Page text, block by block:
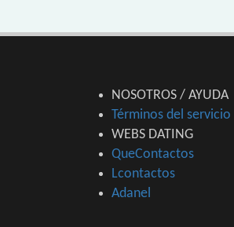
NOSOTROS / AYUDA
Términos del servicio
WEBS DATING
QueContactos
Lcontactos
Adanel